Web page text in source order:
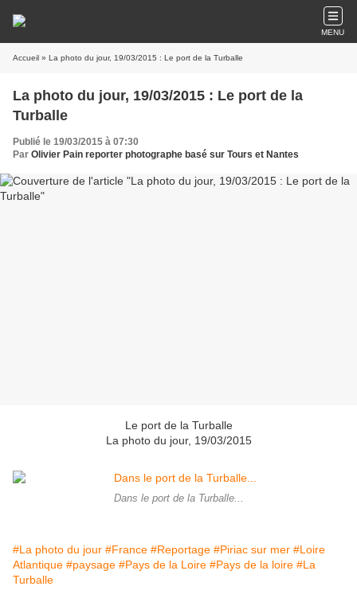
MENU
Accueil » La photo du jour, 19/03/2015 : Le port de la Turballe
La photo du jour, 19/03/2015 : Le port de la
Turballe
Publié le 19/03/2015 à 07:30
Par Olivier Pain reporter photographe basé sur Tours et Nantes
Le port de la Turballe
La photo du jour, 19/03/2015
Dans le port de la Turballe...
#La photo du jour #France #Reportage #Piriac sur mer #Loire
Atlantique #paysage #Pays de la Loire #Pays de la loire #La
Turballe